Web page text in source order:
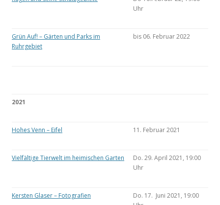
Uhr
Grün Auf! – Gärten und Parks im
Ruhrgebiet
bis 06. Februar 2022
2021
Hohes Venn – Eifel 11. Februar 2021
Vielfältige Tierwelt im heimischen Garten
Do. 29. April 2021, 19:00
Uhr
Kersten Glaser – Fotografien
Do. 17. Juni 2021, 19:00